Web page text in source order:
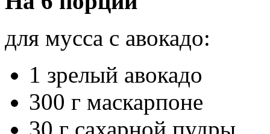
для мусса с авокадо:
1 зрелый авокадо
300 г маскарпоне
30 г сахарной пудры